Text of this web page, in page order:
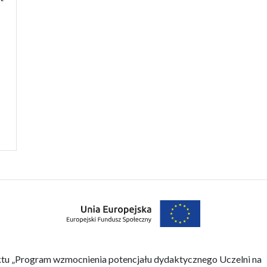
„Program wzmocnienia potencjału dydaktycznego Uczelni na